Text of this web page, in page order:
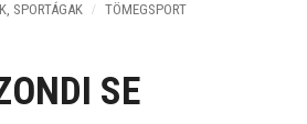
SPORTÁGAK
TÖMEGSPORT
SE